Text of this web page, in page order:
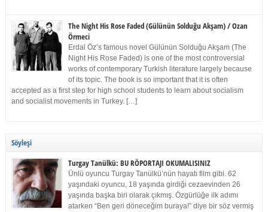
The Night His Rose Faded (Gülünün Solduğu Akşam) / Ozan
Örmeci
Erdal Öz’s famous novel Gülünün Solduğu Akşam (The
Night His Rose Faded) is one of the most controversial
works of contemporary Turkish literature largely because
of its topic. The book is so important that it is often
accepted as a first step for high school students to learn about socialism
and socialist movements in Turkey. […]
Söyleşi
Turgay Tanülkü: BU RÖPORTAJI OKUMALISINIZ
Ünlü oyuncu Turgay Tanülkü’nün hayatı film gibi. 62
yaşındaki oyuncu, 18 yaşında girdiği cezaevinden 26
yaşında başka biri olarak çıkmış. Özgürlüğe ilk adımı
atarken “Ben geri döneceğim buraya!” diye bir söz vermiş